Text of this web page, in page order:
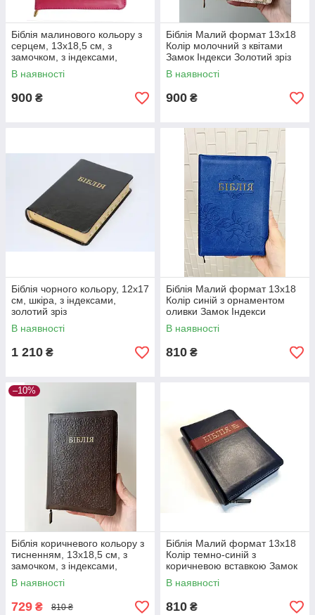
Біблія малинового кольору з
серцем, 13х18,5 см, з
замочком, з індексами,
золотий зріз
В наявності
900 ₴
Біблія Малий формат 13х18
Колір молочний з квітами
Замок Індекси Золотий зріз
В наявності
900 ₴
Біблія чорного кольору, 12х17
см, шкіра, з індексами,
золотий зріз
В наявності
1 210 ₴
Біблія Малий формат 13х18
Колір синій з орнаментом
оливки Замок Індекси
Золотий зріз Переклад Івана
Огієнка
В наявності
810 ₴
–10%
Біблія коричневого кольору з
тисненням, 13х18,5 см, з
замочком, з індексами,
золотий зріз
В наявності
729 ₴ 810 ₴
Біблія Малий формат 13х18
Колір темно-синій з
коричневою вставкою Замок
Індекси Золотий зріз
В наявності
810 ₴